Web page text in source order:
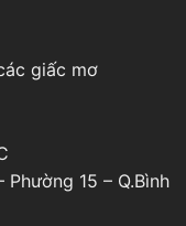
giấc mơ
15 – Q.Bình